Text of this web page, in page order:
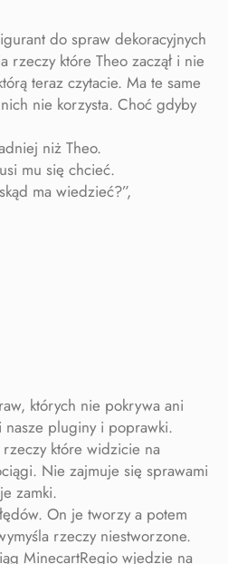
do spraw dekoracyjnych
rzeczy które Theo zaczął i nie
teraz czytacie. Ma te same
nie korzysta. Choć gdyby
niż Theo.
mu się chcieć.
ma wiedzieć?”,
których nie pokrywa ani
pluginy i poprawki.
które widzicie na
Nie zajmuje się sprawami
zamki.
On je tworzy a potem
rzeczy niestworzone.
MinecartRegio wjedzie na